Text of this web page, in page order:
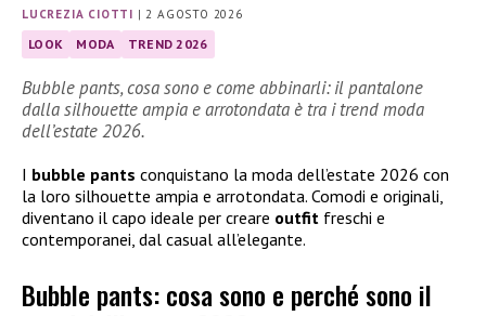
LUCREZIA CIOTTI |2 AGOSTO 2026
LOOK MODA TREND 2026
Bubble pants, cosa sono e come abbinarli: il pantalone
dalla silhouette ampia e arrotondata è tra i trend moda
dell’estate 2026.
I bubble pants conquistano la moda dell’estate 2026 con
la loro silhouette ampia e arrotondata. Comodi e originali,
diventano il capo ideale per creare outfit freschi e
contemporanei, dal casual all’elegante.
Bubble pants: cosa sono e perché sono il